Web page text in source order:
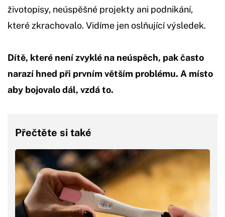
životopisy, neúspěšné projekty ani podnikání,
které zkrachovalo. Vidíme jen oslňující výsledek.
Dítě, které není zvyklé na neúspěch, pak často
narazí hned při prvním větším problému. A místo
aby bojovalo dál, vzdá to.
Přečtěte si také